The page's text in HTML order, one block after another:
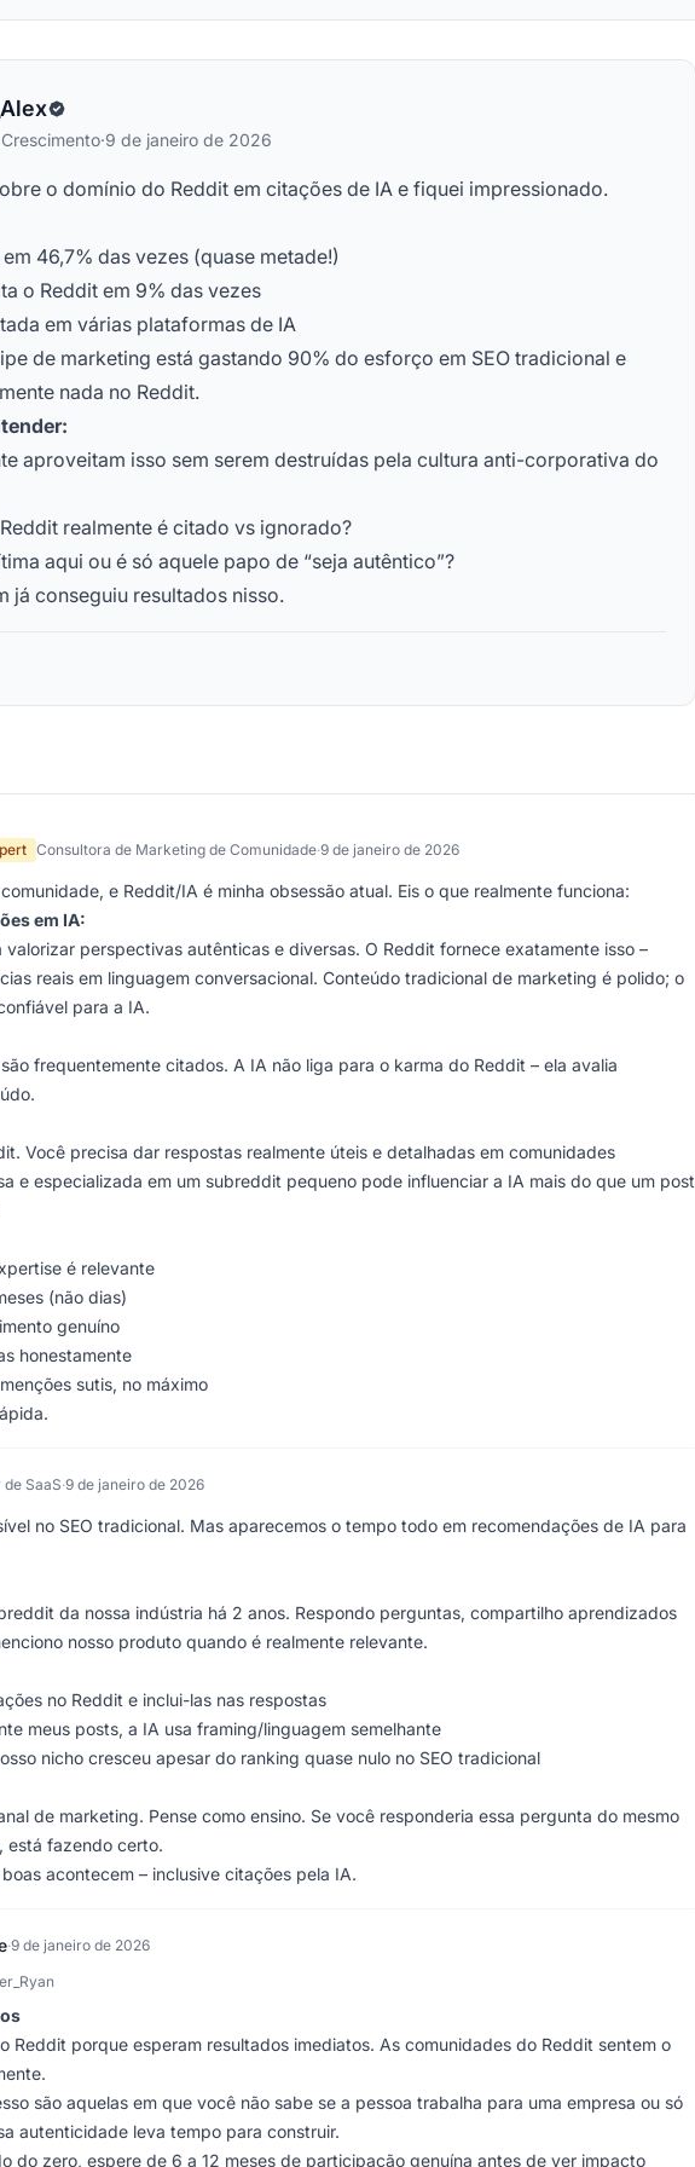
·9 de janeiro de 2026
o domínio do Reddit em citações de IA e fiquei impressionado.
46,7% das vezes (quase metade!)
o Reddit em 9% das vezes
em várias plataformas de IA
de marketing está gastando 90% do esforço em SEO tradicional e
nada no Reddit.
aproveitam isso sem serem destruídas pela cultura anti-corporativa do
realmente é citado vs ignorado?
aqui ou é só aquele papo de “seja autêntico”?
já conseguiu resultados nisso.
Consultora de Marketing de Comunidade·9 de janeiro de 2026
e Reddit/IA é minha obsessão atual. Eis o que realmente funciona:
em IA:
valorizar perspectivas autênticas e diversas. O Reddit fornece exatamente isso –
reais em linguagem conversacional. Conteúdo tradicional de marketing é polido; o
para a IA.
são frequentemente citados. A IA não liga para o karma do Reddit – ela avalia
Você precisa dar respostas realmente úteis e detalhadas em comunidades
e especializada em um subreddit pequeno pode influenciar a IA mais do que um post
é relevante
(não dias)
genuíno
honestamente
sutis, no máximo
de SaaS·9 de janeiro de 2026
no SEO tradicional. Mas aparecemos o tempo todo em recomendações de IA para
da nossa indústria há 2 anos. Respondo perguntas, compartilho aprendizados
nosso produto quando é realmente relevante.
no Reddit e inclui-las nas respostas
meus posts, a IA usa framing/linguagem semelhante
nicho cresceu apesar do ranking quase nulo no SEO tradicional
de marketing. Pense como ensino. Se você responderia essa pergunta do mesmo
está fazendo certo.
acontecem – inclusive citações pela IA.
·9 de janeiro de 2026
Reddit porque esperam resultados imediatos. As comunidades do Reddit sentem o
são aquelas em que você não sabe se a pessoa trabalha para uma empresa ou só
autenticidade leva tempo para construir.
do zero, espere de 6 a 12 meses de participação genuína antes de ver impacto